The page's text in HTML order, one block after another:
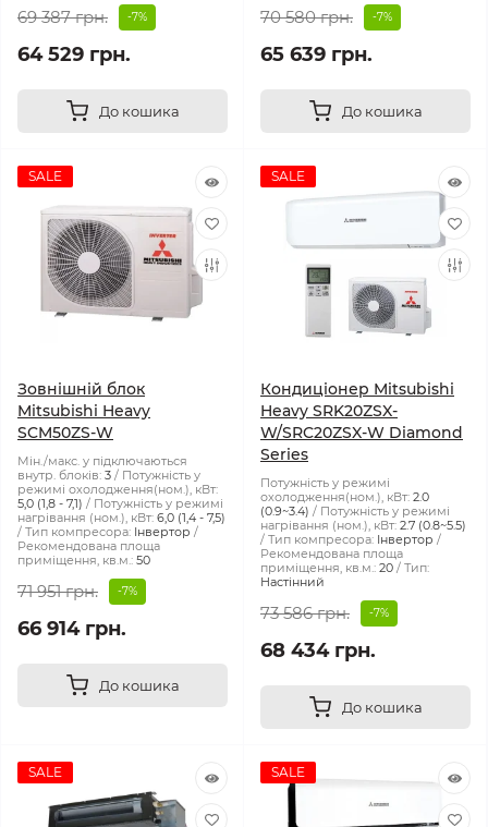
69 387 грн. -7%
64 529 грн.
До кошика
70 580 грн. -7%
65 639 грн.
До кошика
SALE
Зовнішній блок
Mitsubishi Heavy
SCM50ZS-W
Мін./макс. у підключаються
внутр. блоків: 3
Потужність у
режимі охолодження(ном.), кВт:
5,0 (1,8 - 7,1)
Потужність у режимі
нагрівання (ном.), кВт: 6,0 (1,4 - 7,5)
Тип компресора: Інвертор
Рекомендована площа
приміщення, кв.м.: 50
71 951 грн. -7%
66 914 грн.
До кошика
SALE
Кондиціонер Mitsubishi
Heavy SRK20ZSX-
W/SRC20ZSX-W Diamond
Series
Потужність у режимі
охолодження(ном.), кВт: 2.0
(0.9~3.4)
Потужність у режимі
нагрівання (ном.), кВт: 2.7 (0.8~5.5)
Тип компресора: Інвертор
Рекомендована площа
приміщення, кв.м.: 20
Тип:
Настінний
73 586 грн. -7%
68 434 грн.
До кошика
SALE SALE